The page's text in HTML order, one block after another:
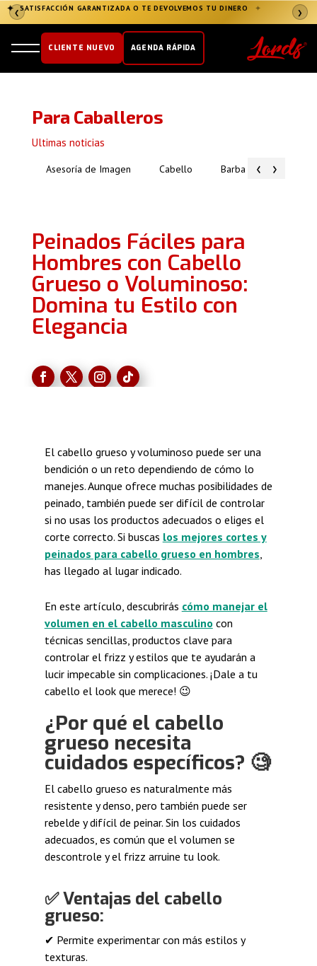
❮ ❯
✦ SATISFACCIÓN GARANTIZADA O TE DEVOLVEMOS TU DINERO ✦
CLIENTE NUEVO AGENDA RÁPIDA
Para Caballeros
Ultimas noticias
‹
Asesoría de Imagen Cabello Barba Piel
›
Peinados Fáciles para
Hombres con Cabello
Grueso o Voluminoso:
Domina tu Estilo con
Elegancia
El cabello grueso y voluminoso puede ser una
bendición o un reto dependiendo de cómo lo
manejes. Aunque ofrece muchas posibilidades de
peinado, también puede ser difícil de controlar
si no usas los productos adecuados o eliges el
corte correcto. Si buscas los mejores cortes y
peinados para cabello grueso en hombres,
has llegado al lugar indicado.
En este artículo, descubrirás cómo manejar el
volumen en el cabello masculino con
técnicas sencillas, productos clave para
controlar el frizz y estilos que te ayudarán a
lucir impecable sin complicaciones. ¡Dale a tu
cabello el look que merece! 😉
¿Por qué el cabello
grueso necesita
cuidados específicos? 🧐
El cabello grueso es naturalmente más
resistente y denso, pero también puede ser
rebelde y difícil de peinar. Sin los cuidados
adecuados, es común que el volumen se
descontrole y el frizz arruine tu look.
✅Ventajas del cabello
grueso:
✔ Permite experimentar con más estilos y
texturas.